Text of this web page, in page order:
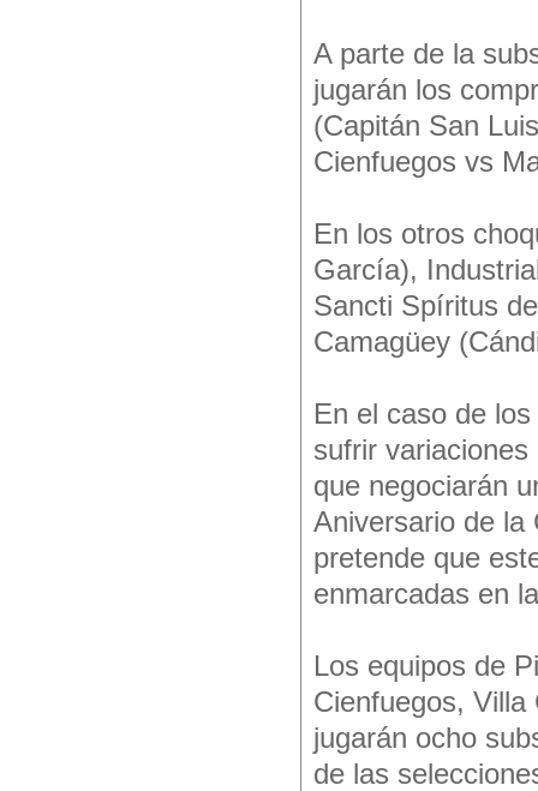
A parte de la
jugarán los
(Capitán San
Cienfuegos vs
En los otros
García),
Sancti Spíritus
Camagüey
En el caso de
sufrir
que negociarán
Aniversario de la
pretende que
enmarcadas en
Los equipos de
Cienfuegos,
jugarán ocho
de las